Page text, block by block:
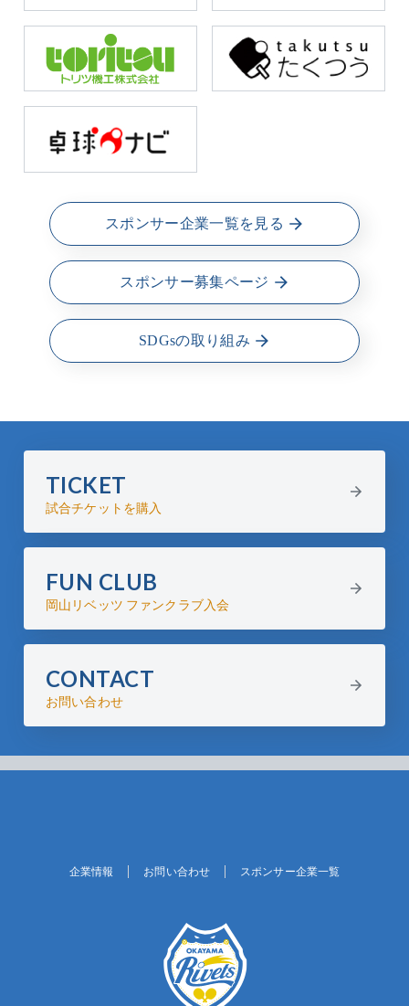
スポンサー企業一覧を見る
スポンサー募集ページ
SDGsの取り組み
TICKET
試合チケットを購入
FUN CLUB
岡山リベッツ ファンクラブ入会
CONTACT
お問い合わせ
企業情報 お問い合わせ スポンサー企業一覧